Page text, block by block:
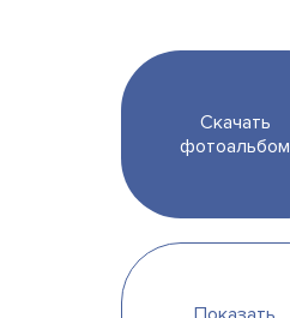
Скачать
фотоальбом